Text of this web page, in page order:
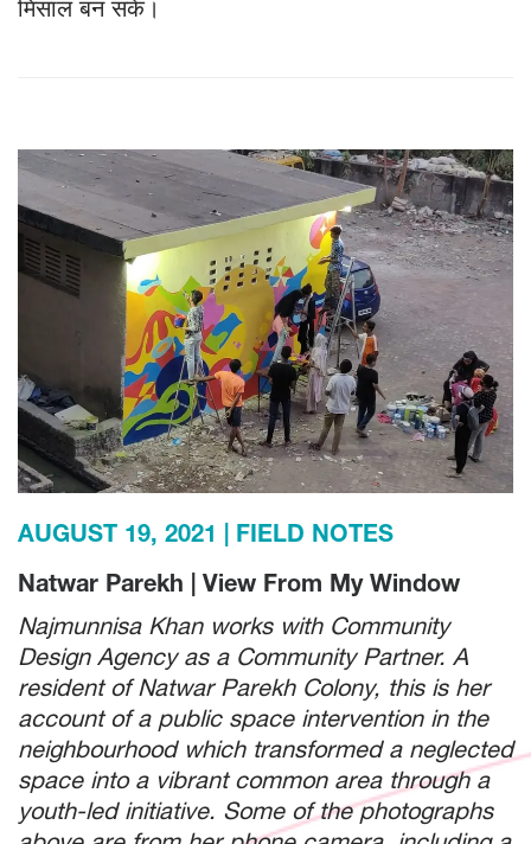
मिसाल बन सके।
AUGUST 19, 2021
FIELD NOTES
Natwar Parekh | View From My Window
Najmunnisa Khan works with Community
Design Agency as a Community Partner. A
resident of Natwar Parekh Colony, this is her
account of a public space intervention in the
neighbourhood which transformed a neglected
space into a vibrant common area through a
youth-led initiative. Some of the photographs